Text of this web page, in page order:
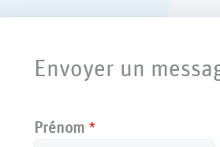
Envoyer un
Prénom *